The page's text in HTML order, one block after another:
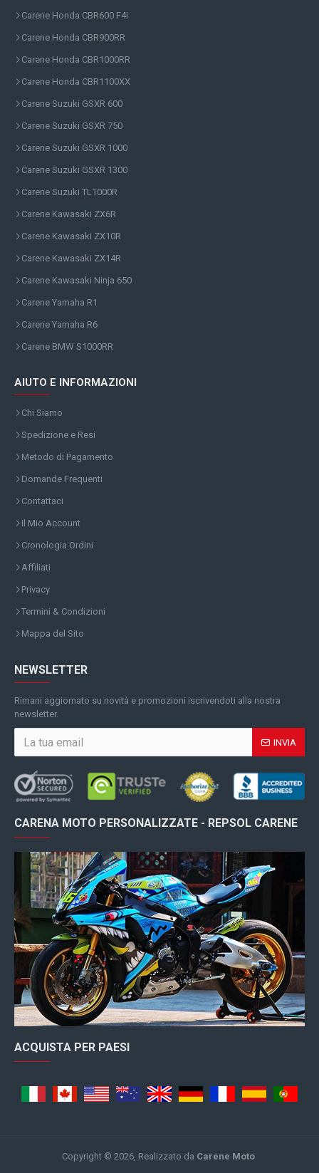
Carene Honda CBR600 F4i
Carene Honda CBR900RR
Carene Honda CBR1000RR
Carene Honda CBR1100XX
Carene Suzuki GSXR 600
Carene Suzuki GSXR 750
Carene Suzuki GSXR 1000
Carene Suzuki GSXR 1300
Carene Suzuki TL1000R
Carene Kawasaki ZX6R
Carene Kawasaki ZX10R
Carene Kawasaki ZX14R
Carene Kawasaki Ninja 650
Carene Yamaha R1
Carene Yamaha R6
Carene BMW S1000RR
AIUTO E INFORMAZIONI
Chi Siamo
Spedizione e Resi
Metodo di Pagamento
Domande Frequenti
Contattaci
Il Mio Account
Cronologia Ordini
Affiliati
Privacy
Termini & Condizioni
Mappa del Sito
NEWSLETTER
Rimani aggiornato su novità e promozioni iscrivendoti alla nostra
newsletter.
INVIA
CARENA MOTO PERSONALIZZATE - REPSOL CARENE
ACQUISTA PER PAESI
Copyright © 2026, Realizzato da Carene Moto